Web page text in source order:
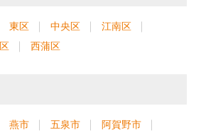
東区 中央区
江南区
西蒲区
燕市 五泉市
阿賀野市